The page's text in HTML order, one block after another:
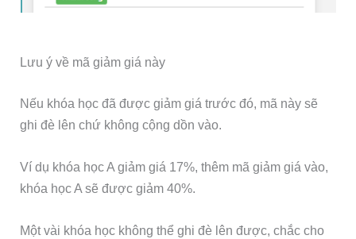
Lưu ý về mã giảm giá này
Nếu khóa học đã được giảm giá trước đó, mã này sẽ
ghi đè lên chứ không cộng dồn vào.
Ví dụ khóa học A giảm giá 17%, thêm mã giảm giá vào,
khóa học A sẽ được giảm 40%.
Một vài khóa học không thể ghi đè lên được, chắc cho